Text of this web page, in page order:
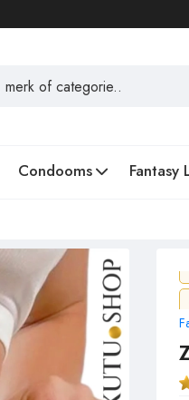
Condooms Fantasy